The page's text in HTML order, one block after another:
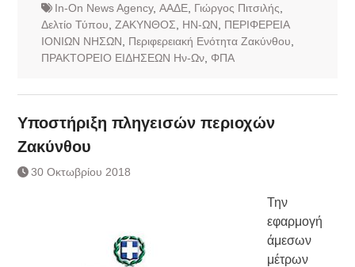
In-On News Agency, ΑΑΔΕ, Γιώργος Πιτσιλής
Δελτίο Τύπου ΖΑΚΥΝΘΟΣ ΗΝ-ΩΝ
ΠΕΡΙΦΕΡΕΙΑ
ΙΟΝΙΩΝ ΝΗΣΩΝ
Περιφερειακή Ενότητα Ζακύνθου
ΠΡΑΚΤΟΡΕΙΟ ΕΙΔΗΣΕΩΝ Ην-Ων, ΦΠΑ
Υποστήριξη πληγεισών περιοχών
Ζακύνθου
30 Οκτωβρίου 2018
Την
εφαρμογή
άμεσων
μέτρων